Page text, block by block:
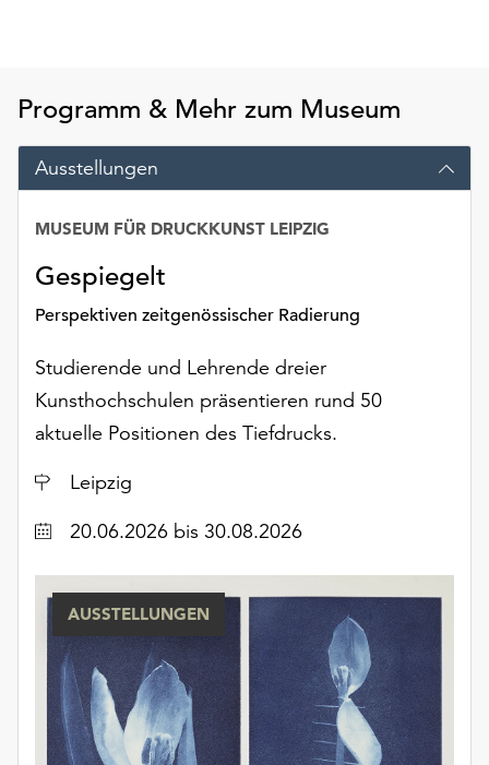
erreichen
die
Einstellungen
die
Schaltfläche
„Auswählen“.
Weitere
finden
Sie
Datenschutzerklärung
dem
Programm & Mehr zum Museum
Ausstellungen
Gespiegelt
Perspektiven zeitgenössischer Radierung
MUSEUM FÜR DRUCKKUNST LEIPZIG
Studierende und Lehrende dreier
Kunsthochschulen präsentieren rund 50
aktuelle Positionen des Tiefdrucks.
Ort
Leipzig
Datum20.06.2026 bis 30.08.2026
AUSSTELLUNGEN